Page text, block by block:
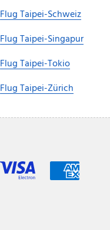
Flug Taipei-Schweiz
Flug Taipei-Singapur
Flug Taipei-Tokio
Flug Taipei-Zürich